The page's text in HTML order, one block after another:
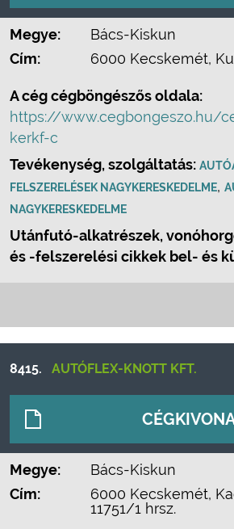
Megye:
Bács-Kiskun
Cím:
6000 Kecskemét,
A cég cégböngészős oldala:
https://www.cegbongeszo.hu/
kerkf-c
Tevékenység, szolgáltatás:
FELSZERELÉSEK NAGYKERESKEDELME,
NAGYKERESKEDELME
Utánfutó-alkatrészek,
és -felszerelési cikkek bel- és
8415. AUTÓFLEX-KNOTT KFT.
Megye:
Bács-Kiskun
Cím:
6000 Kecskemét,
11751/1 hrsz.